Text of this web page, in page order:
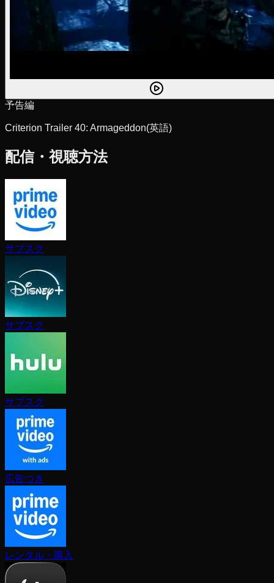
予告編
Criterion Trailer 40: Armageddon(英語)
配信・視聴方法
サブスク
サブスク
サブスク
広告つき
レンタル・購入